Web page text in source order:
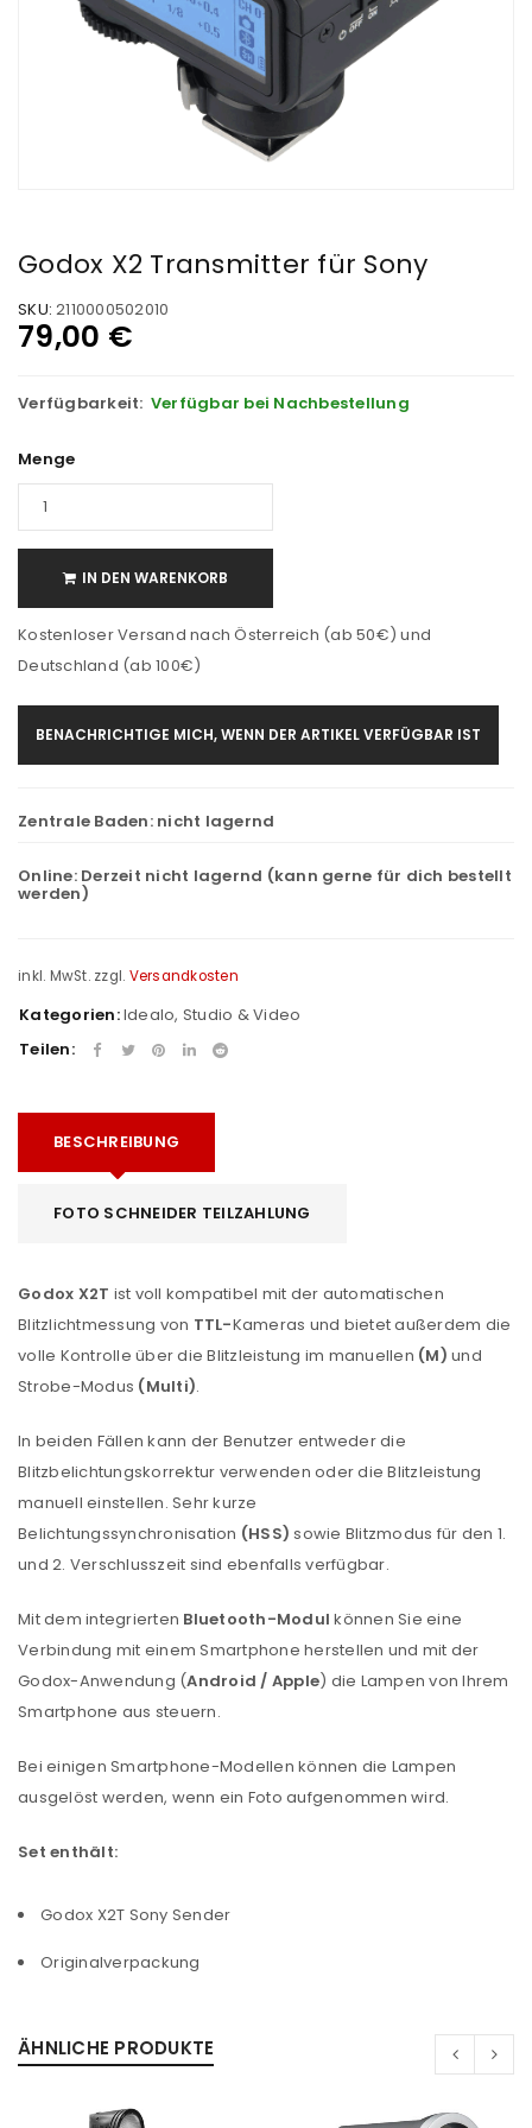
Godox X2 Transmitter für Sony
SKU: 2110000502010
79,00 €
Verfügbarkeit: Verfügbar bei Nachbestellung
Menge
IN DEN WARENKORB
Kostenloser Versand nach Österreich (ab 50€) und
Deutschland (ab 100€)
BENACHRICHTIGE MICH, WENN DER ARTIKEL VERFÜGBAR IST
Zentrale Baden: nicht lagernd
Online: Derzeit nicht lagernd (kann gerne für dich bestellt
werden)
inkl. MwSt. zzgl. Versandkosten
Kategorien:Idealo, Studio & Video
Teilen:
BESCHREIBUNG
FOTO SCHNEIDER TEILZAHLUNG
Godox X2T ist voll kompatibel mit der automatischen
Blitzlichtmessung von TTL-Kameras und bietet außerdem die
volle Kontrolle über die Blitzleistung im manuellen (M) und
Strobe-Modus (Multi).
In beiden Fällen kann der Benutzer entweder die
Blitzbelichtungskorrektur verwenden oder die Blitzleistung
manuell einstellen. Sehr kurze
Belichtungssynchronisation (HSS) sowie Blitzmodus für den 1.
und 2. Verschlusszeit sind ebenfalls verfügbar.
Mit dem integrierten Bluetooth-Modul können Sie eine
Verbindung mit einem Smartphone herstellen und mit der
Godox-Anwendung (Android / Apple) die Lampen von Ihrem
Smartphone aus steuern.
Bei einigen Smartphone-Modellen können die Lampen
ausgelöst werden, wenn ein Foto aufgenommen wird.
Set enthält:
Godox X2T Sony Sender
Originalverpackung
ÄHNLICHE PRODUKTE